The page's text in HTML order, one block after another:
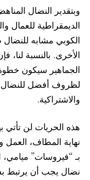
وبتقدير النضال
الديمقراطية للعمال
الكوبي مشابه للنضال
الأخرى. بالنسبة
الجماهير سيكون خطوة
لظروف أفضل للنضال
والاشتراكية.
هذه الحريات لن تأتي
نهاية المطاف،
نضال يجب أن يرتبط